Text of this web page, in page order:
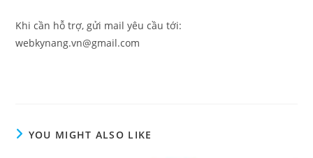
Khi cần hỗ trợ, gửi mail yêu cầu tới:
webkynang.vn@gmail.com
YOU MIGHT ALSO LIKE